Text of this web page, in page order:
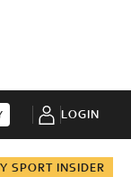
LOGIN
SPORT INSIDER